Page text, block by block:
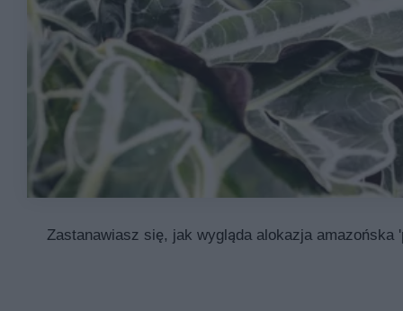
Zastanawiasz się, jak wygląda alokazja